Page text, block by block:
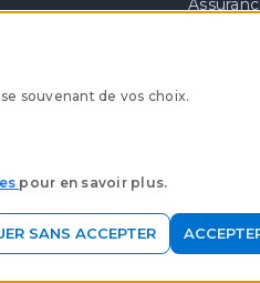
Mobilité bancaire
souvenant de vos choix.
pour en savoir plus.
SANS ACCEPTER